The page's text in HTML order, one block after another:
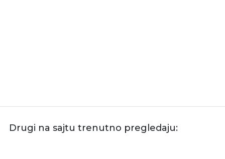
Drugi na sajtu trenutno pregledaju: